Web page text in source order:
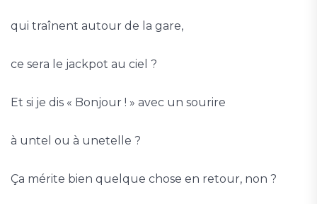
qui traînent autour de la gare,
ce sera le jackpot au ciel ?
Et si je dis « Bonjour ! » avec un sourire
à untel ou à unetelle ?
Ça mérite bien quelque chose en retour, non ?